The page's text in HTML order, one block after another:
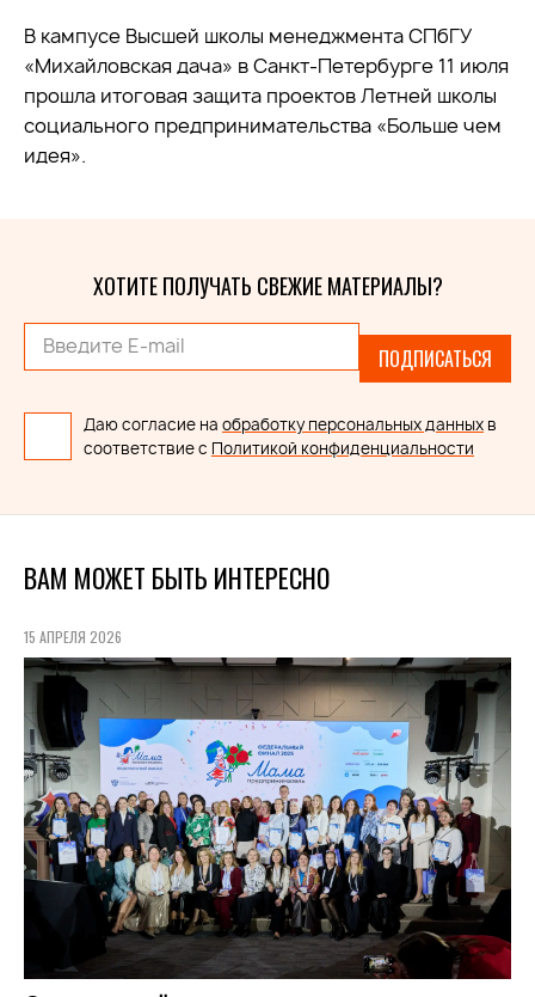
В кампусе Высшей школы менеджмента СПбГУ
«Михайловская дача» в Санкт-Петербурге 11 июля
прошла итоговая защита проектов Летней школы
социального предпринимательства «Больше чем
идея».
ХОТИТЕ ПОЛУЧАТЬ СВЕЖИЕ МАТЕРИАЛЫ?
ПОДПИСАТЬСЯ
Даю согласие на обработку персональных данных в
соответствие с Политикой конфиденциальности
ВАМ МОЖЕТ БЫТЬ ИНТЕРЕСНО
15 АПРЕЛЯ 2026